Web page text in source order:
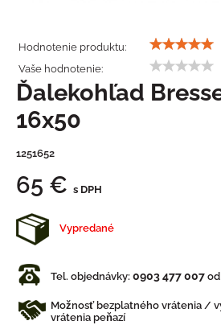
Hodnotenie produktu:
Vaše hodnotenie:
Ďalekohľad
16x50
1251652
65 € s DPH
Vypredané
Tel. objednávky: 0903 477 007
Možnosť bezplatného vrátenia /
vrátenia peňazí